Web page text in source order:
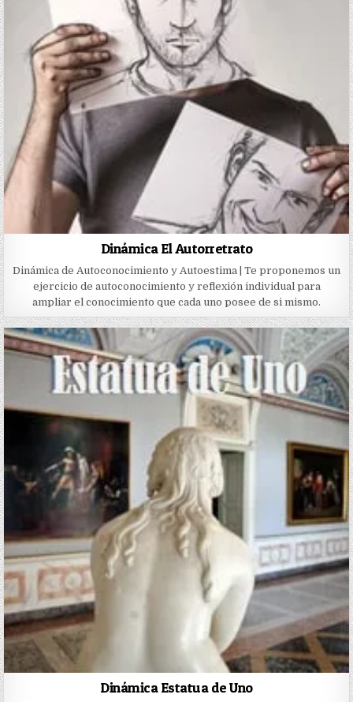
Dinámica El Autorretrato
Dinámica de Autoconocimiento y Autoestima | Te proponemos un
ejercicio de autoconocimiento y reflexión individual para
ampliar el conocimiento que cada uno posee de si mismo.
Dinámica Estatua de Uno